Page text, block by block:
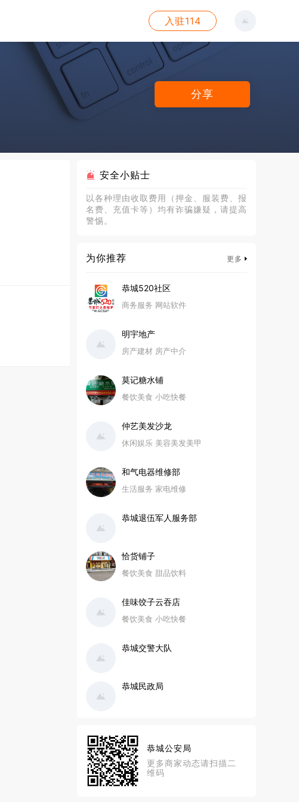
入驻114
分享
安全小贴士
以各种理由收取费用（押金、服装费、报
名费、充值卡等）均有诈骗嫌疑，请提高
警惕。
为你推荐 更多
恭城520社区
商务服务 网站软件
明宇地产
房产建材 房产中介
莫记糖水铺
餐饮美食 小吃快餐
仲艺美发沙龙
休闲娱乐 美容美发美甲
和气电器维修部
生活服务 家电维修
恭城退伍军人服务部
恰货铺子
餐饮美食 甜品饮料
佳味饺子云吞店
餐饮美食 小吃快餐
恭城交警大队
恭城民政局
恭城公安局
更多商家动态请扫描二
维码